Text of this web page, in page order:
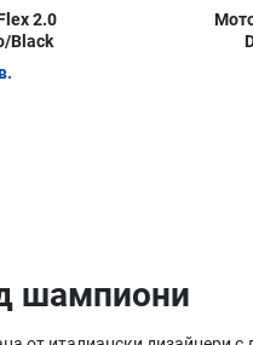
2.0
Black
шампиони